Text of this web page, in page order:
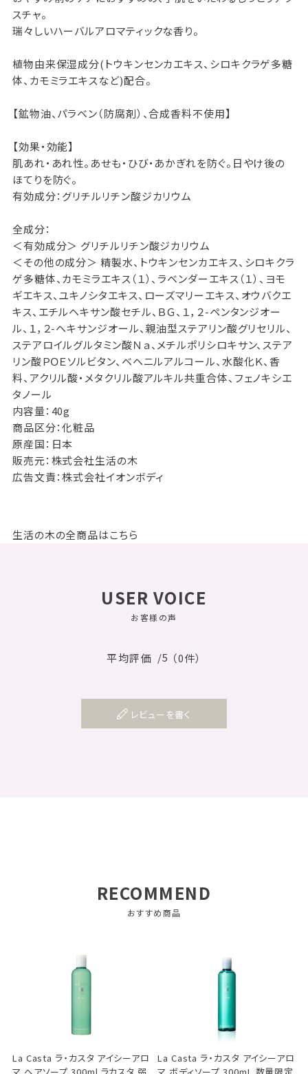
スチャ。
瑞々しいハーバルアロマティックな香り。
植物由来保湿成分(トウキンセンカエキス、シロキクラゲ多糖
体、カモミラエキスなど)配合。
【鉱物油、パラベン（防腐剤）、合成香料不使用】
【効果・効能】
肌あれ・あれ性。あせも・ひび・あかぎれを防ぐ。日やけ後の
ほてりを防ぐ。
有効成分：グリチルリチン酸ジカリウム
全成分：
＜有効成分＞ グリチルリチン酸ジカリウム
＜その他の成分＞ 精製水、トウキンセンカエキス、シロキクラ
ゲ多糖体、カモミラエキス（１）、ラベンダーエキス（１）、ヨモ
ギエキス、ユキノシタエキス、ローズマリーエキス、オウバクエ
キス、エチルヘキサン酸セチル、ＢＧ、１，２-ペンタンジオー
ル、１，２-ヘキサンジオール、親油型ステアリン酸グリセリル、
ステアロイルグルタミン酸Ｎａ、メチルポリシロキサン、ステア
リン酸ＰＯＥソルビタン、ベヘニルアルコール、水酸化Ｋ、香
料、アクリル酸・メタクリル酸アルキル共重合体、フェノキシエ
タノール
内容量：40g
商品区分：化粧品
原産国：日本
販売元：株式会社生活の木
広告文責：株式会社イオンボディ
生活の木の全商品はこちら
USER VOICE
お客様の声
平均評価 /5 （0件）
レビューを書く
RECOMMEND
おすすめ商品
La Casta ラ・カスタ アイシーアロ
La Casta ラ・カスタ アイシーアロ